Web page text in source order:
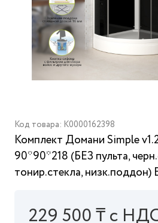
Код товара: K0000162398
Комплект Домани Simple
90*90*218 (БЕЗ пульта,
тонир.стекла, низк.поддон)
229 500 ₸ с